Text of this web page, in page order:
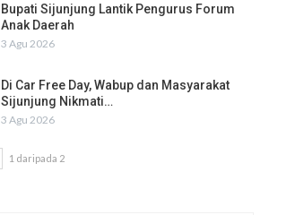
Bupati Sijunjung Lantik Pengurus Forum
Anak Daerah
3 Agu 2026
Di Car Free Day, Wabup dan Masyarakat
Sijunjung Nikmati…
3 Agu 2026
1 daripada 2